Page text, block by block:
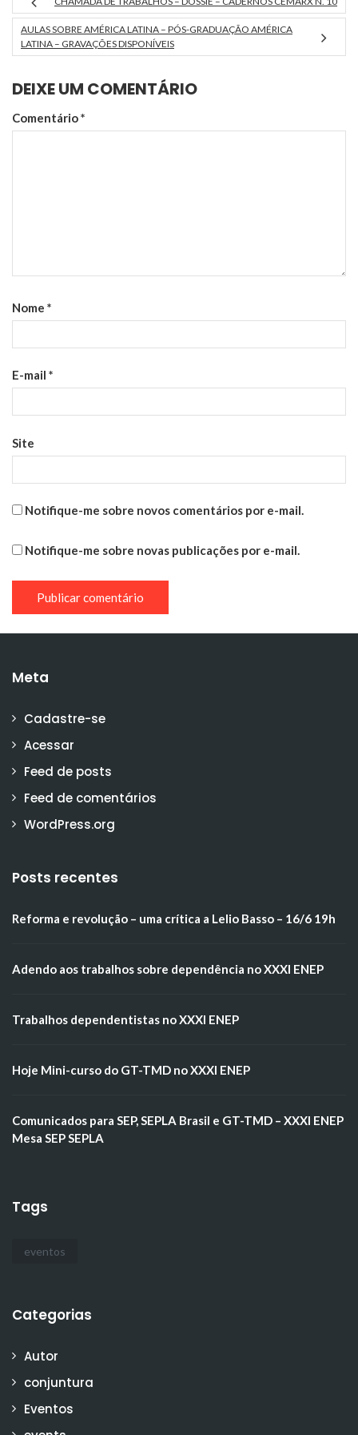
outubro de 2018
Universidade de Brasília –
UnB Instituto de Ciências
Sociais (ICS) - Campus Darcy
feira, 18…
AULAS SOBRE AMÉRICA LATINA – PÓS-GRADUAÇÃO AMÉRICA
LATINA – GRAVAÇÕES DISPONÍVEIS
DEIXE UM COMENTÁRIO
Comentário*
Nome *
E-mail *
Site
Notifique-me sobre novos comentários por e-mail.
Notifique-me sobre novas publicações por e-mail.
Meta
Cadastre-se
Acessar
Feed de posts
Feed de comentários
WordPress.org
Posts recentes
Reforma e revolução – uma crítica a Lelio Basso – 16/6 19h
Adendo aos trabalhos sobre dependência no XXXI ENEP
Trabalhos dependentistas no XXXI ENEP
Hoje Mini-curso do GT-TMD no XXXI ENEP
Comunicados para SEP, SEPLA Brasil e GT-TMD – XXXI ENEP
Mesa SEP SEPLA
Tags
eventos
Categorias
Autor
conjuntura
Eventos